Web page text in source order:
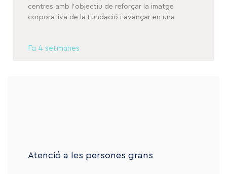
centres amb l’objectiu de reforçar la imatge
corporativa de la Fundació i avançar en una
Fa 4 setmanes
Atenció a les persones grans